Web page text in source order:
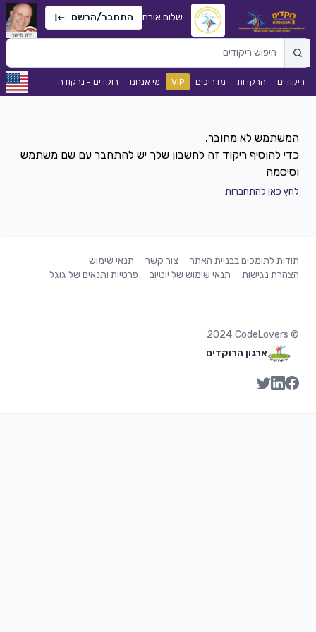
שלום אורח התחבר/הרשם
ריקודים הרקדות מדריכים VIP מי אנחנו רוקדים - נרקודה
כדי להוסיף ריקוד זה לחשבון שלך יש להתחבר עם שם משתמש
וסיסמה
לחץ כאן להתחברות
תודות לתומכים בבניית האתר צור קשר
תנאי שימוש
הצהרת נגישות
תנאי שימוש של יוטיוב פרטיות ותנאים של גוגל
©
2024 CodeLovers
ארגון הרוקדים